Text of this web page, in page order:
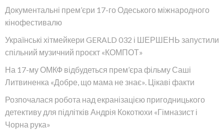
Документальні прем’єри 17-го Одеського міжнародного
кінофестивалю
Українські хітмейкери GERALD 032 і ШЕРШЕНЬ запустили
спільний музичний проєкт «КОМПОТ»
На 17-му ОМКФ відбудеться прем’єра фільму Саші
Литвиненка «Добре, що мама не знає». Цікаві факти
Розпочалася робота над екранізацією пригодницького
детективу для підлітків Андрія Кокотюхи «Гімназист і
Чорна рука»